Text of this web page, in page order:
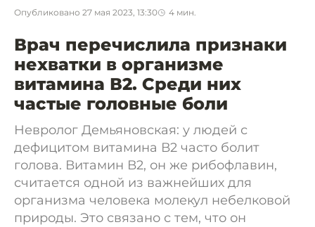
Опубликовано 27 мая 2023, 13:30 4 мин.
Врач перечислила признаки
нехватки в организме
витамина В2. Среди них
частые головные боли
Невролог Демьяновская: у людей с
дефицитом витамина В2 часто болит
голова. Витамин В2, он же рибофлавин,
считается одной из важнейших для
организма человека молекул небелковой
природы. Это связано с тем, что он